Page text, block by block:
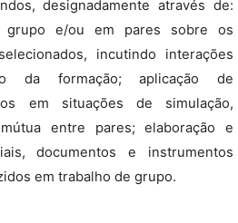
designadamente através de:
grupo e/ou em pares sobre os
incutindo interações
da formação; aplicação de
em situações de simulação,
entre pares; elaboração e
documentos e instrumentos
em trabalho de grupo.